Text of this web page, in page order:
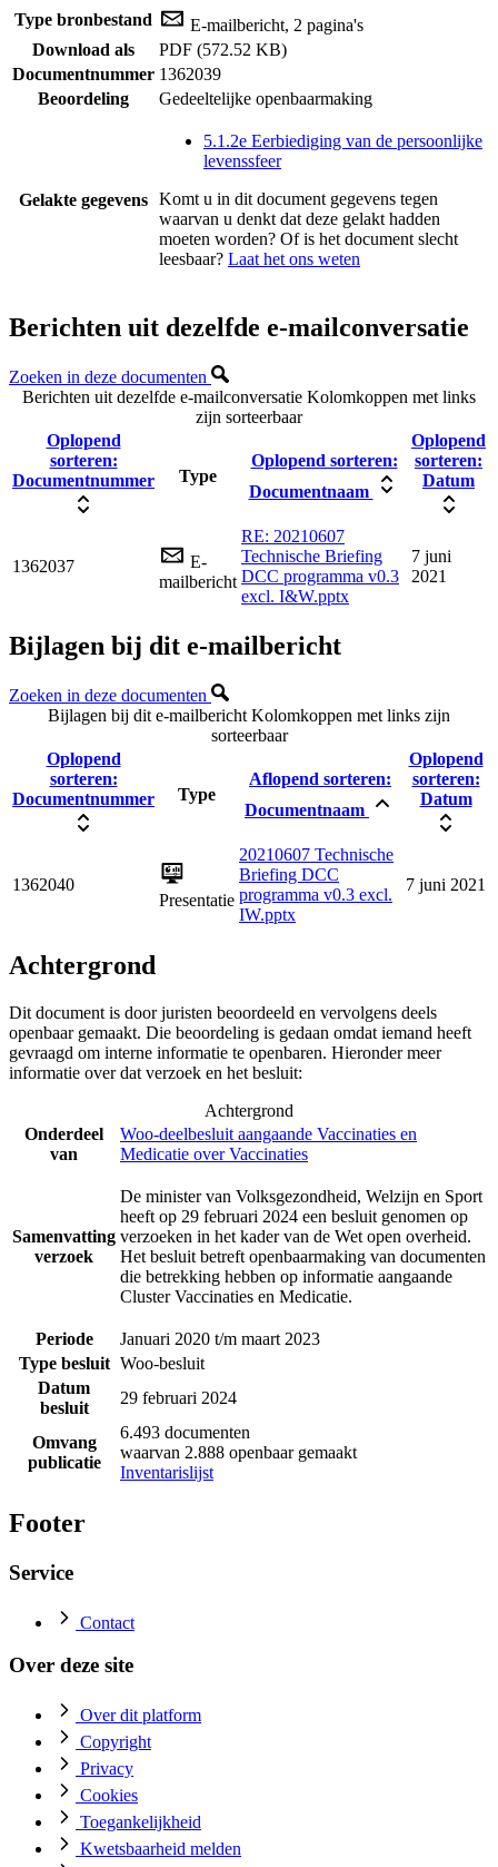
Type bronbestand
E-mailbericht, 2 pagina's
Download als
PDF (572.52 KB)
Documentnummer 1362039
Beoordeling
Gedeeltelijke openbaarmaking
Gelakte gegevens
5.1.2e Eerbiediging van de persoonlijke
levenssfeer
Komt u in dit document gegevens tegen
waarvan u denkt dat deze gelakt hadden
moeten worden? Of is het document slecht
leesbaar? Laat het ons weten
Berichten uit dezelfde e-mailconversatie
Zoeken in deze documenten
Berichten uit dezelfde e-mailconversatie Kolomkoppen met links
zijn sorteerbaar
Oplopend
sorteren:
Documentnummer
Type
Oplopend sorteren:
Documentnaam
Oplopend
sorteren:
Datum
1362037
E-
mailbericht
RE: 20210607
Technische Briefing
DCC programma v0.3
excl. I&W.pptx
7 juni
2021
Bijlagen bij dit e-mailbericht
Zoeken in deze documenten
Bijlagen bij dit e-mailbericht Kolomkoppen met links zijn
sorteerbaar
Oplopend
sorteren:
Documentnummer
Type
Aflopend sorteren:
Documentnaam
Oplopend
sorteren:
Datum
1362040
Presentatie
20210607 Technische
Briefing DCC
programma v0.3 excl.
IW.pptx
7 juni 2021
Achtergrond
Dit document is door juristen beoordeeld en vervolgens deels
openbaar gemaakt. Die beoordeling is gedaan omdat iemand heeft
gevraagd om interne informatie te openbaren. Hieronder meer
informatie over dat verzoek en het besluit:
Achtergrond
Onderdeel
van
Woo-deelbesluit aangaande Vaccinaties en
Medicatie over Vaccinaties
Samenvatting
verzoek
De minister van Volksgezondheid, Welzijn en Sport
heeft op 29 februari 2024 een besluit genomen op
verzoeken in het kader van de Wet open overheid.
Het besluit betreft openbaarmaking van documenten
die betrekking hebben op informatie aangaande
Cluster Vaccinaties en Medicatie.
Periode
Januari 2020 t/m maart 2023
Type besluit Woo-besluit
Datum
besluit
29 februari 2024
Omvang
publicatie
6.493 documenten
waarvan 2.888 openbaar gemaakt
Inventarislijst
Footer
Service
Contact
Over deze site
Over dit platform
Copyright
Privacy
Cookies
Toegankelijkheid
Kwetsbaarheid melden